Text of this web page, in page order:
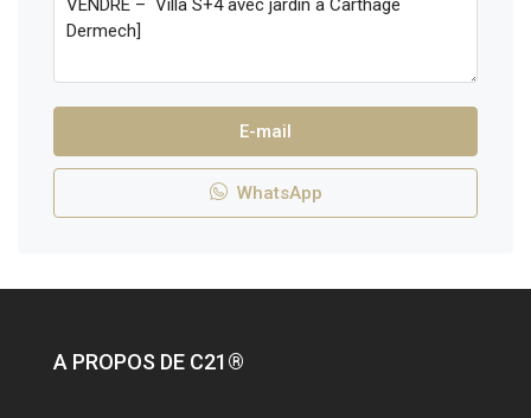
E-mail
WhatsApp
A PROPOS DE C21®